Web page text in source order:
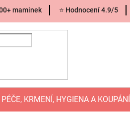
maminek ⭐ Hodnocení 4.9/5
PÉČE, KRMENÍ, HYGIENA A KOUPÁNÍ